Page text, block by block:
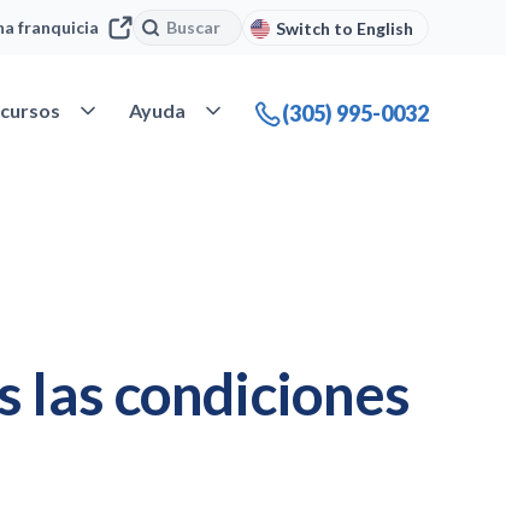
franquicia Buscar
Buscar Switch to English
compañíaAbrir Recursos
Ayuda Abrir Ayuda(305) 995-0032
las condiciones